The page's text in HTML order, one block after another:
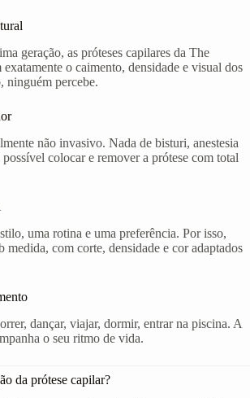
geração, as próteses capilares da The
o caimento, densidade e visual dos
ninguém percebe.
não invasivo. Nada de bisturi, anestesia
colocar e remover a prótese com total
uma rotina e uma preferência. Por isso,
medida, com corte, densidade e cor adaptados
dançar, viajar, dormir, entrar na piscina. A
o seu ritmo de vida.
da prótese capilar?